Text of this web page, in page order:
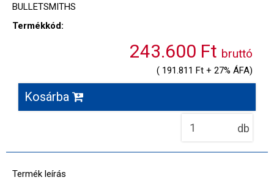
BULLETSMITHS
Termékkód:
243.600 Ft bruttó
( 191.811 Ft + 27% ÁFA)
Kosárba
db
Termék leírás